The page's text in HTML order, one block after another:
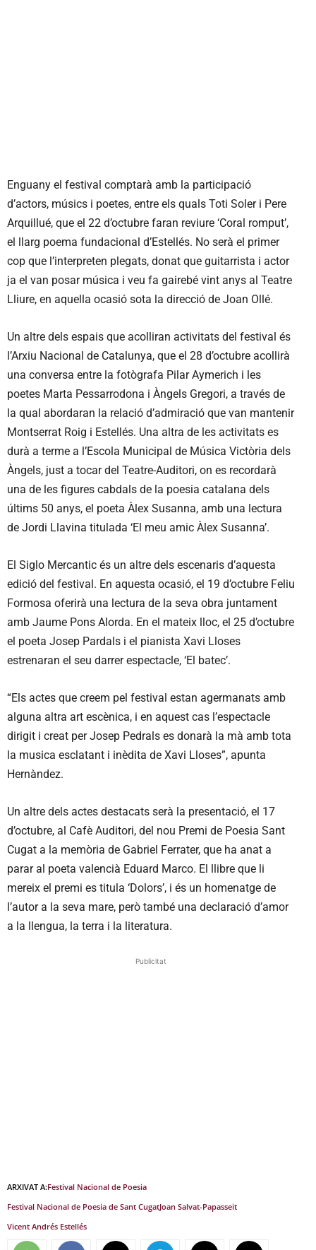
Enguany el festival comptarà amb la participació
d’actors, músics i poetes, entre els quals Toti Soler i Pere
Arquillué, que el 22 d’octubre faran reviure ‘Coral romput’,
el llarg poema fundacional d’Estellés. No serà el primer
cop que l’interpreten plegats, donat que guitarrista i actor
ja el van posar música i veu fa gairebé vint anys al Teatre
Lliure, en aquella ocasió sota la direcció de Joan Ollé.
Un altre dels espais que acolliran activitats del festival és
l’Arxiu Nacional de Catalunya, que el 28 d’octubre acollirà
una conversa entre la fotògrafa Pilar Aymerich i les
poetes Marta Pessarrodona i Àngels Gregori, a través de
la qual abordaran la relació d’admiració que van mantenir
Montserrat Roig i Estellés. Una altra de les activitats es
durà a terme a l’Escola Municipal de Música Victòria dels
Àngels, just a tocar del Teatre-Auditori, on es recordarà
una de les figures cabdals de la poesia catalana dels
últims 50 anys, el poeta Àlex Susanna, amb una lectura
de Jordi Llavina titulada ‘El meu amic Àlex Susanna’.
El Siglo Mercantic és un altre dels escenaris d’aquesta
edició del festival. En aquesta ocasió, el 19 d’octubre Feliu
Formosa oferirà una lectura de la seva obra juntament
amb Jaume Pons Alorda. En el mateix lloc, el 25 d’octubre
el poeta Josep Pardals i el pianista Xavi Lloses
estrenaran el seu darrer espectacle, ‘El batec’.
“Els actes que creem pel festival estan agermanats amb
alguna altra art escènica, i en aquest cas l’espectacle
dirigit i creat per Josep Pedrals es donarà la mà amb tota
la musica esclatant i inèdita de Xavi Lloses”, apunta
Hernàndez.
Un altre dels actes destacats serà la presentació, el 17
d’octubre, al Cafè Auditori, del nou Premi de Poesia Sant
Cugat a la memòria de Gabriel Ferrater, que ha anat a
parar al poeta valencià Eduard Marco. El llibre que li
mereix el premi es titula ‘Dolors’, i és un homenatge de
l’autor a la seva mare, però també una declaració d’amor
a la llengua, la terra i la literatura.
Publicitat
ARXIVAT A:Festival Nacional de Poesia
Festival Nacional de Poesia de Sant CugatJoan Salvat-Papasseit
Vicent Andrés Estellés